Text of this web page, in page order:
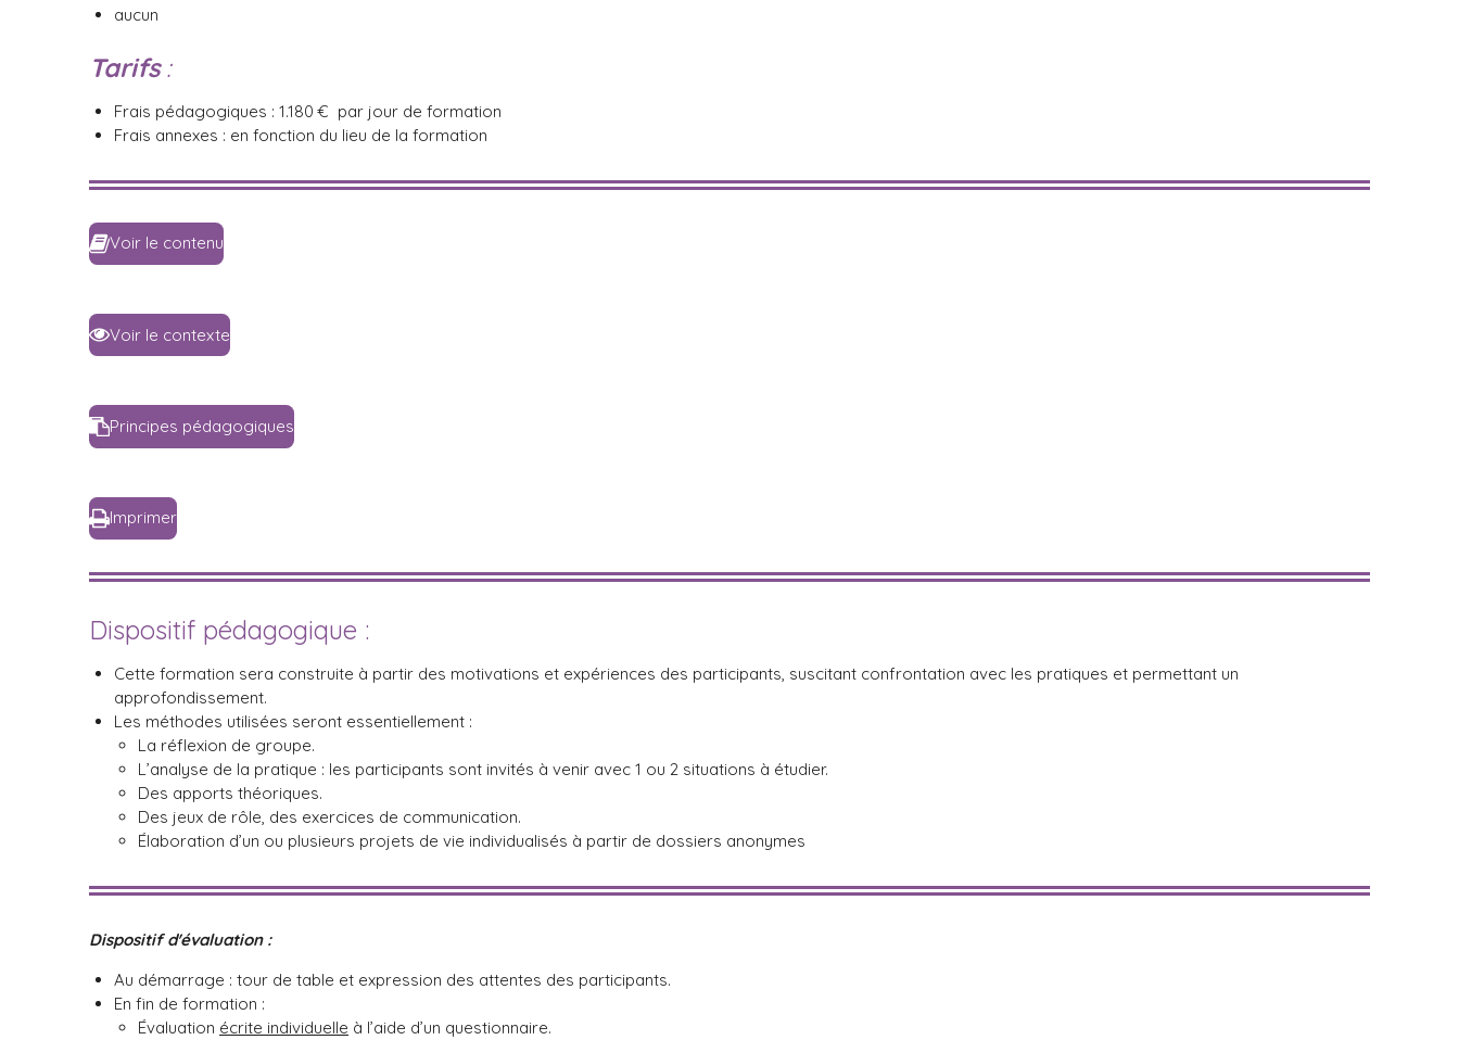
aucun
Tarifs:
Frais pédagogiques : 1.180 € par jour de formation
Frais annexes : en fonction du lieu de la formation
Voir le contenu
Voir le contexte
Principes pédagogiques
Imprimer
Dispositif pédagogique :
Cette formation sera construite à partir des motivations et expériences des participants, suscitant confrontation avec les pratiques et permettant un
approfondissement.
Les méthodes utilisées seront essentiellement :
La réflexion de groupe.
L’analyse de la pratique : les participants sont invités à venir avec 1 ou 2 situations à étudier.
Des apports théoriques.
Des jeux de rôle, des exercices de communication.
Élaboration d’un ou plusieurs projets de vie individualisés à partir de dossiers anonymes
Dispositif d'évaluation :
Au démarrage : tour de table et expression des attentes des participants.
En fin de formation :
Évaluation écrite individuelle à l’aide d’un questionnaire.